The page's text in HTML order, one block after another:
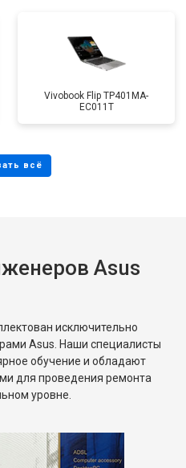
Vivobook Flip TP401MA-
EC011T
Asus
исключительно
Asus. Наши специалисты
обучение и обладают
для проведения ремонта
уровне.